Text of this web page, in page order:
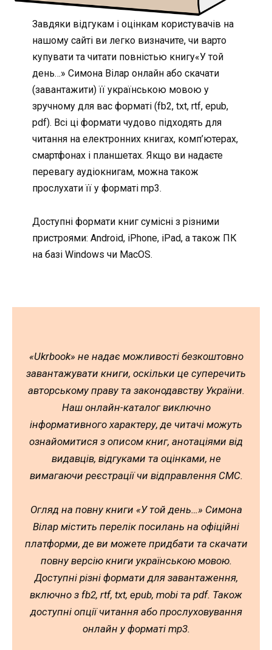
Завдяки відгукам і оцінкам користувачів на
нашому сайті ви легко визначите, чи варто
купувати та читати повністью книгу«У той
день…» Симона Вілар онлайн або скачати
(завантажити) її українською мовою у
зручному для вас форматі (fb2, txt, rtf, epub,
pdf). Всі ці формати чудово підходять для
читання на електронних книгах, комп’ютерах,
смартфонах і планшетах. Якщо ви надаєте
перевагу аудіокнигам, можна також
прослухати її у форматі mp3.
Доступні формати книг сумісні з різними
пристроями: Android, iPhone, iPad, а також ПК
на базі Windows чи MacOS.
«Ukrbook» не надає можливості безкоштовно
завантажувати книги, оскільки це суперечить
авторському праву та законодавству України.
Наш онлайн-каталог виключно
інформативного характеру, де читачі можуть
ознайомитися з описом книг, анотаціями від
видавців, відгуками та оцінками, не
вимагаючи реєстрації чи відправлення СМС.
Огляд на повну книги «У той день…» Симона
Вілар містить перелік посилань на офіційні
платформи, де ви можете придбати та скачати
повну версію книги українською мовою.
Доступні різні формати для завантаження,
включно з fb2, rtf, txt, epub, mobi та pdf. Також
доступні опції читання або прослуховування
онлайн у форматі mp3.